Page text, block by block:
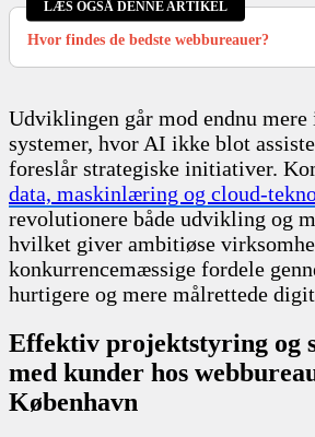
LÆS OGSÅ DENNE ARTIKEL
Hvor findes de bedste webbureauer?
Udviklingen går mod endnu mere
systemer, hvor AI ikke blot
foreslår strategiske initiativer.
data, maskinlæring og cloud-
revolutionere både udvikling og
hvilket giver ambitiøse
konkurrencemæssige fordele
hurtigere og mere målrettede
Effektiv projektstyring og
med kunder hos
København